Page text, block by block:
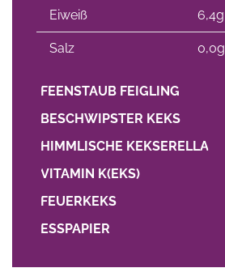
Eiweiß 6,4g
Salz 0,0g
FEENSTAUB FEIGLING
BESCHWIPSTER KEKS
HIMMLISCHE KEKSERELLA
VITAMIN K(EKS)
FEUERKEKS
ESSPAPIER